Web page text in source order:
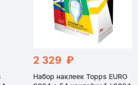
2 329 ₽
Набор наклеек Topps EURO